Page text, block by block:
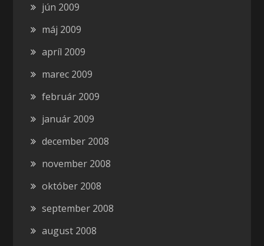
jún 2009
máj 2009
apríl 2009
marec 2009
február 2009
január 2009
december 2008
november 2008
október 2008
september 2008
august 2008